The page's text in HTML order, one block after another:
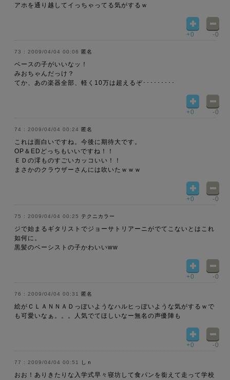
アホを通り越してイっちゃってる気がするｗ
+0 -0
2009/04/04 00:06 匿名
ベースの子がいいなッ！
みおちゃんだっけ？
てか、あの楽器全部、軽く10万は超えるぞ･････････
+0 -0
2009/04/04 00:24 匿名
これは面白いですね。今後に期待大です。
OP＆EDどっちもいいですね！！
ＥＤの澪ものすごいカッコいい！！
まさかのクラウザーさんには吹いたｗｗｗ
+0 -0
2009/04/04 00:25 テクニカラー
ジで始まるギタリストでジョーサトリアーニがでてこないとはこれ
如何に。
黒髪のベーシストの子かわいいww
+0 -0
2009/04/04 00:31 匿名
絵がＣＬＡＮＮＡＤっぽいようなハルヒっぽいような気がするｗで
も可愛いなぁ。。。人気でてほしいなー無名の声優陣も
+0 -0
2009/04/04 00:51 しｎ
おお！ありきたりな入学式早々寝坊して食パンを銜えて走って学校